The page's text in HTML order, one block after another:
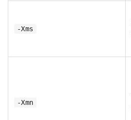
-Xms
-Xmn